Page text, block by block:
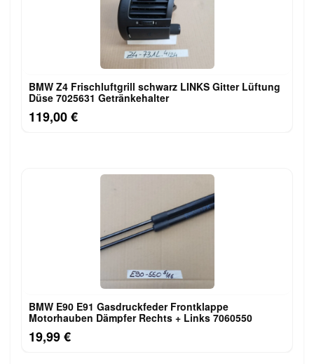
BMW Z4 Frischluftgrill schwarz LINKS Gitter Lüftung
Düse 7025631 Getränkehalter
119,00 €
BMW E90 E91 Gasdruckfeder Frontklappe
Motorhauben Dämpfer Rechts + Links 7060550
19,99 €